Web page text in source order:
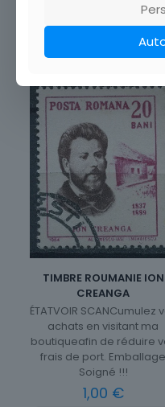
TIMBRE ROUMANIE ION
CREANGA
ÉTATVOIR SCANCumulez
achats en visitant ma
boutiqueafin de réduire
frais de port. Emballage
Soigné !!!
1,00 €